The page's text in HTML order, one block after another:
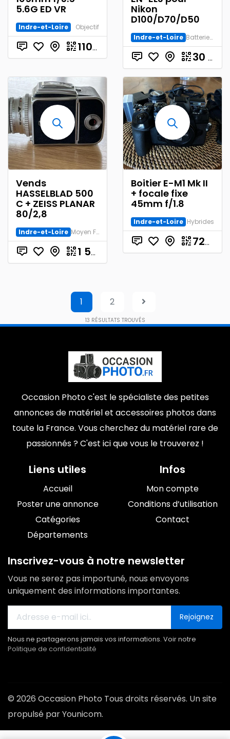
5.6G ED VR
Indre-et-Loire Objectif
110.00
Nikon
D100/D70/D50
Indre-et-Loire Batterie/Chargeur
30
Vends
HASSELBLAD 500
C + ZEISS PLANAR
80/2,8
Indre-et-Loire Moyen Format
1 500.00 €
Boitier E-M1 Mk II
+ focale fixe
45mm f/1.8
Indre-et-Loire Hybrides
720.00
1 2
13 RÉSULTATS TROUVÉS
Occasion Photo c'est le spécialiste des petites
annonces de matériel et accessoires photos dans
toute la France. Vous cherchez du matériel rare de
passionnés ? C'est ici que vous le trouverez !
Liens utiles
Accueil
Poster une annonce
Catégories
Départements
Infos
Mon compte
Conditions d’utilisation
Contact
Inscrivez-vous à notre newsletter
Vous ne serez pas importuné, nous envoyons
uniquement des informations importantes.
Rejoignez
Nous ne partagerons jamais vos informations. Voir notre
Politique de confidentialité
© 2026 Occasion Photo Tous droits réservés. Un site
propulsé par Younicom.